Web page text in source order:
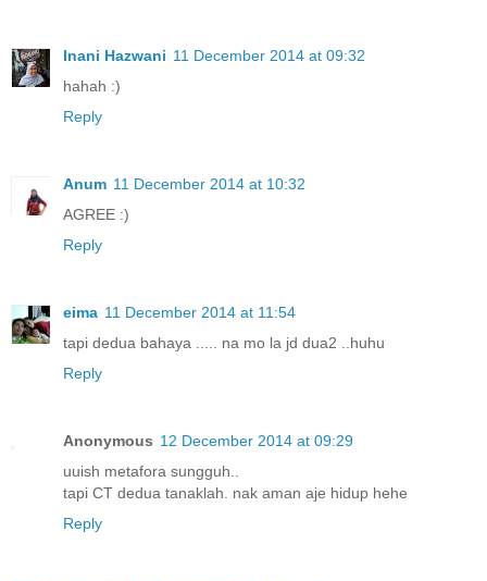
Inani Hazwani 11 December 2014 at 09:32
hahah :)
Reply
Anum 11 December 2014 at 10:32
AGREE :)
Reply
eima 11 December 2014 at 11:54
tapi dedua bahaya ..... na mo la jd dua2 ..huhu
Reply
Anonymous 12 December 2014 at 09:29
uuish metafora sungguh..
tapi CT dedua tanaklah. nak aman aje hidup hehe
Reply